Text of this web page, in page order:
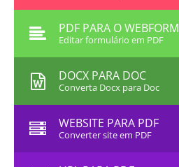
PDF PARA O WEBFORM
Editar formulário em PDF
DOCX PARA DOC
Converta Docx para Doc
WEBSITE PARA PDF
Converter site em PDF